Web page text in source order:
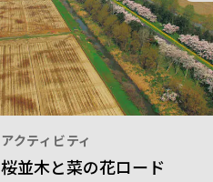
アクティビティ
桜並木と菜の花ロード